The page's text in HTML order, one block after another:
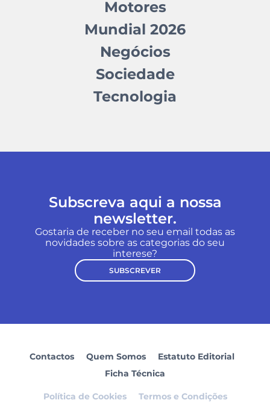
Motores
Mundial 2026
Negócios
Sociedade
Tecnologia
Subscreva aqui a nossa
newsletter.
Gostaria de receber no seu email todas as
novidades sobre as categorias do seu
interese?
SUBSCREVER
Contactos Quem Somos
Estatuto Editorial
Ficha Técnica
Política de Cookies Termos e Condições